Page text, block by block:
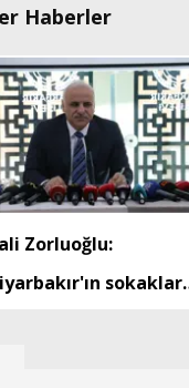
Haberler
Zorluoğlu:
sokakları
asla kabul